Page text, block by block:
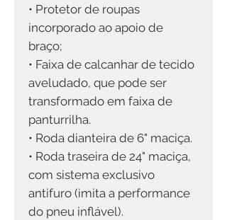
• Protetor de roupas
incorporado ao apoio de
braço;
• Faixa de calcanhar de tecido
aveludado, que pode ser
transformado em faixa de
panturrilha.
• Roda dianteira de 6" maciça.
• Roda traseira de 24" maciça,
com sistema exclusivo
antifuro (imita a performance
do pneu inflável).